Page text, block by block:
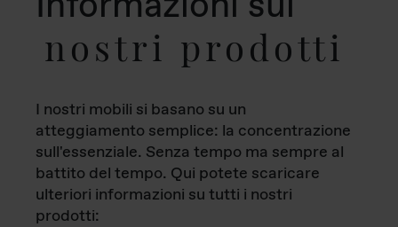
nostri prodotti
I nostri mobili si basano su un
atteggiamento semplice: la concentrazione
sull'essenziale. Senza tempo ma sempre al
battito del tempo. Qui potete scaricare
ulteriori informazioni su tutti i nostri
prodotti: